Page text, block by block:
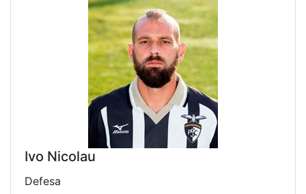
Ivo Nicolau
Defesa